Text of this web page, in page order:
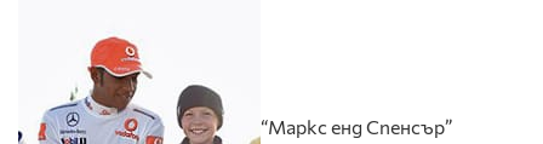
“Маркс енд Спенсър”